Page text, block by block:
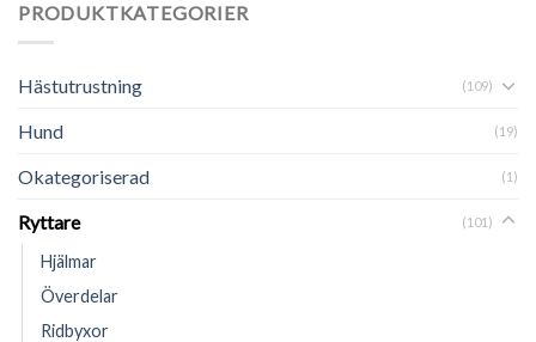
PRODUKTKATEGORIER
Hästutrustning (109)
Hund (19)
Okategoriserad (1)
Ryttare (101)
Hjälmar
Överdelar
Ridbyxor